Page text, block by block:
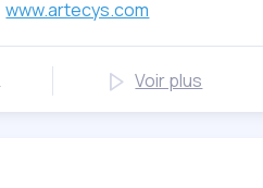
www.artecys.com
Voir plus